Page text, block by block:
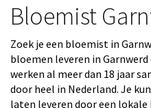
Bloemist
Zoek je een bloemist in
bloemen leveren in
werken al meer dan 18 jaar
door heel in Nederland. Je
laten leveren door een